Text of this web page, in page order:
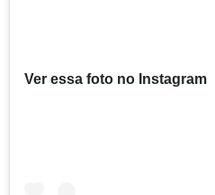
Ver essa foto no Instagram